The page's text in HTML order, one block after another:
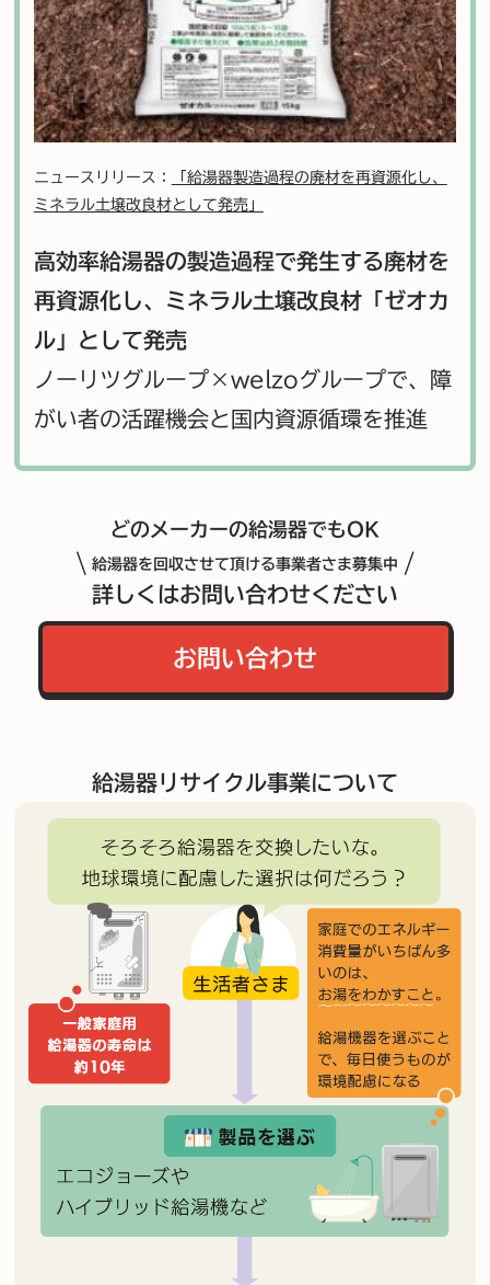
ニュースリリース：
「給湯器製造過程の廃材を再資源化し、
ミネラル土壌改良材として発売」
高効率給湯器の製造過程で発生する廃材を
再資源化し、ミネラル土壌改良材「ゼオカ
ル」として発売
ノーリツグループ×welzoグループで、障
がい者の活躍機会と国内資源循環を推進
どのメーカーの給湯器でもOK
\ 給湯器を回収させて頂ける事業者さま募集中
/
詳しくはお問い合わせください
お問い合わせ
給湯器リサイクル事業について